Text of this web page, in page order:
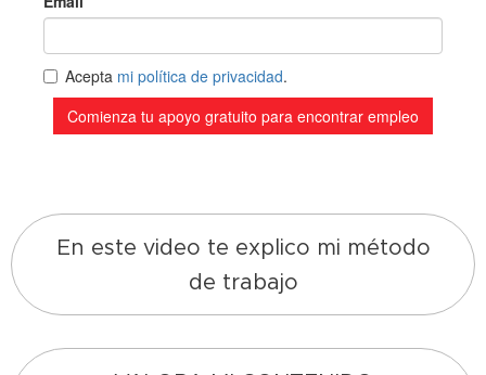
En este video te explico mi método
de trabajo